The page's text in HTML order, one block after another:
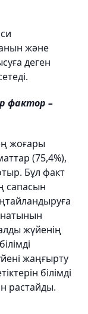
және
деген
фактор –
жоғары
(75,4%),
Бұл факт
сапасын
жүйенің
жаңғырту
білімді
растайды.